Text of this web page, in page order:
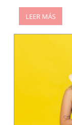
LEER MÁS